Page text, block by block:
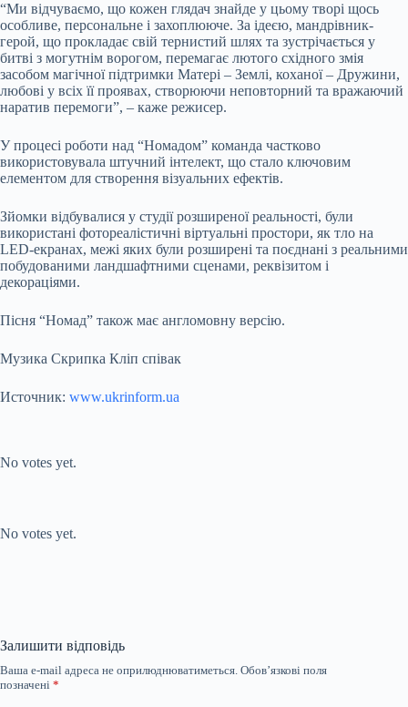
“Ми відчуваємо, що кожен глядач знайде у цьому творі щось
особливе, персональне і захоплююче. За ідеєю, мандрівник-
герой, що прокладає свій тернистий шлях та зустрічається у
битві з могутнім ворогом, перемагає лютого східного змія
засобом магічної підтримки Матері – Землі, коханої – Дружини,
любові у всіх її проявах, створюючи неповторний та вражаючий
наратив перемоги”, – каже режисер.
У процесі роботи над “Номадом” команда частково
використовувала штучний інтелект, що стало ключовим
елементом для створення візуальних ефектів.
Зйомки відбувалися у студії розширеної реальності, були
використані фотореалістичні віртуальні простори, як тло на
LED-екранах, межі яких були розширені та поєднані з реальними
побудованими ландшафтними сценами, реквізитом і
декораціями.
Пісня “Номад” також має англомовну версію.
Музика Скрипка Кліп співак
Источник: www.ukrinform.ua
No votes yet.
No votes yet.
Залишити відповідь
Ваша e-mail адреса не оприлюднюватиметься. Обов’язкові поля
позначені *